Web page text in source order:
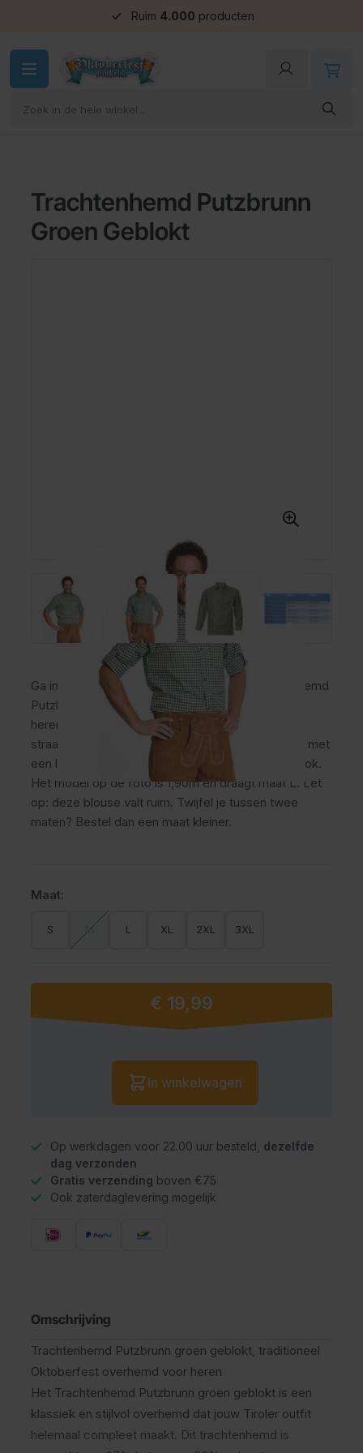
Ruim 4.000 producten
Trachtenhemd Putzbrunn
Groen Geblokt
Ga in stijl naar het Oktoberfest met het Trachtenhemd
Putzbrunn groen geblokt! Dit comfortabele
herenoverhemd met traditionele Duitse pasvorm
straalt echte Beierse charme uit. Ideaal te dragen met
een lederhose voor een complete Oktoberfest look.
Het model op de foto is 1,90m en draagt maat L. Let
op: deze blouse valt ruim. Twijfel je tussen twee
maten? Bestel dan een maat kleiner.
Maat:
S M L XL 2XL 3XL
Vanaf:
€ 19,99
Aantal
In winkelwagen
Op werkdagen voor 22.00 uur besteld, dezelfde
dag verzonden
Gratis verzending boven €75
Ook zaterdaglevering mogelijk
Omschrijving
Trachtenhemd Putzbrunn groen geblokt, traditioneel
Oktoberfest overhemd voor heren
Het Trachtenhemd Putzbrunn groen geblokt is een
klassiek en stijlvol overhemd dat jouw Tiroler outfit
helemaal compleet maakt. Dit trachtenhemd is